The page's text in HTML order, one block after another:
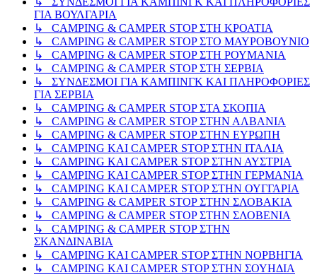
ΓΙΑ ΒΟΥΛΓΑΡΙΑ
↳ CAMPING & CAMPER STOP ΣΤΗ ΚΡΟΑΤΙΑ
↳ CAMPING & CAMPER STOP ΣΤΟ ΜΑΥΡΟΒΟΥΝΙΟ
↳ CAMPING & CAMPER STOP ΣΤΗ ΡΟΥΜΑΝΙΑ
↳ CAMPING & CAMPER STOP ΣΤΗ ΣΕΡΒΙΑ
↳ ΣΥΝΔΕΣΜΟΙ ΓΙΑ ΚΑΜΠΙΝΓΚ ΚΑΙ ΠΛΗΡΟΦΟΡΙΕΣ
ΓΙΑ ΣΕΡΒΙΑ
↳ CAMPING & CAMPER STOP ΣΤΑ ΣΚΟΠΙΑ
↳ CAMPING & CAMPER STOP ΣΤΗΝ ΑΛΒΑΝΙΑ
↳ CAMPING & CAMPER STOP ΣΤΗΝ ΕΥΡΩΠΗ
↳ CAMPING KAI CAMPER STOP ΣΤΗΝ ΙΤΑΛΙΑ
↳ CAMPING KAI CAMPER STOP ΣΤΗΝ ΑΥΣΤΡΙΑ
↳ CAMPING KAI CAMPER STOP ΣΤΗΝ ΓΕΡΜΑΝΙΑ
↳ CAMPING KAI CAMPER STOP ΣΤΗΝ ΟΥΓΓΑΡΙΑ
↳ CAMPING & CAMPER STOP ΣΤΗΝ ΣΛΟΒΑΚΙΑ
↳ CAMPING & CAMPER STOP ΣΤΗΝ ΣΛΟΒΕΝΙΑ
↳ CAMPING & CAMPER STOP ΣΤΗΝ
ΣΚΑΝΔΙΝΑΒΙΑ
↳ CAMPING KAI CAMPER STOP ΣΤΗΝ ΝΟΡΒΗΓΙΑ
↳ CAMPING KAI CAMPER STOP ΣΤΗΝ ΣΟΥΗΔΙΑ